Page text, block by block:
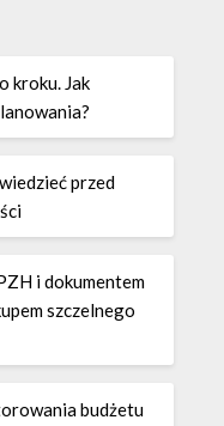
kroku. Jak
przed
i dokumentem
szczelnego
budżetu